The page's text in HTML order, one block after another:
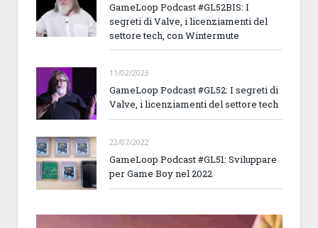
GameLoop Podcast #GL52BIS: I
segreti di Valve, i licenziamenti del
settore tech, con Wintermute
11/02/2023
GameLoop Podcast #GL52: I segreti di
Valve, i licenziamenti del settore tech
22/07/2022
GameLoop Podcast #GL51: Sviluppare
per Game Boy nel 2022